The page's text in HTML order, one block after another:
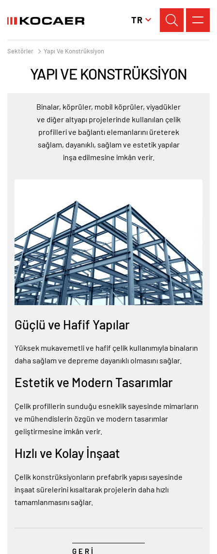
TR
Sektörler Yapı Ve Konstrüksiyon
YAPI VE KONSTRÜKSIYON
Binalar, köprüler, mobil köprüler, viyadükler
ve diğer altyapı projelerinde kullanılan çelik
profilleri ve bağlantı elemanlarını üreterek
sağlam, dayanıklı, sağlam ve estetik yapılar
inşa edilmesine imkân verir.
Güçlü ve Hafif Yapılar
Yüksek mukavemetli ve hafif çelik kullanımıyla binaların
daha sağlam ve depreme dayanıklı olmasını sağlar.
Estetik ve Modern Tasarımlar
Çelik profillerin sunduğu esneklik sayesinde mimarların
ve mühendislerin özgün ve modern tasarımlar
geliştirmesine imkân verir.
Hızlı ve Kolay İnşaat
Çelik konstrüksiyonların prefabrik yapısı sayesinde
inşaat sürelerini kısaltarak projelerin daha hızlı
tamamlanmasını sağlar.
GERİ